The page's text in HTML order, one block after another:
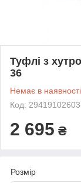
Туфлі з
36
Немає в наявності
Код:
2 695 ₴
Розмір